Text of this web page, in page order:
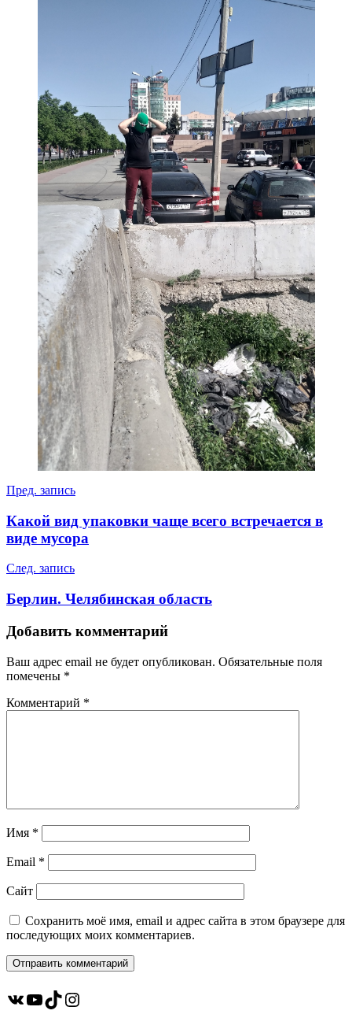
Навигация
по
записям
Пред. запись
Какой вид упаковки чаще всего встречается в
виде мусора
След. запись
Берлин. Челябинская область
Добавить комментарий
Ваш адрес email не будет опубликован. Обязательные поля
помечены *
Комментарий *
Имя *
Email *
Сайт
Сохранить моё имя, email и адрес сайта в этом браузере для
последующих моих комментариев.
ВКонтакте
YouTube
TikTokInstagram